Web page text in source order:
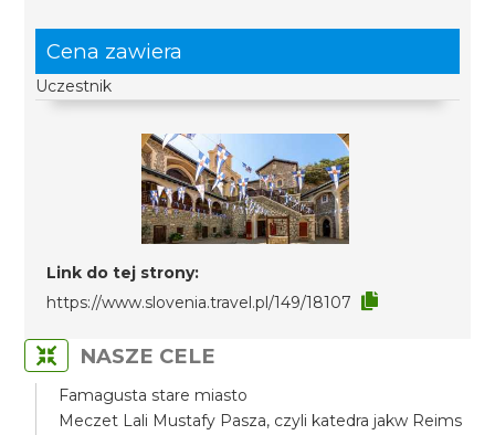
Cena zawiera
Uczestnik
Link do tej strony:
https://www.slovenia.travel.pl/149/18107
NASZE CELE
Famagusta stare miasto
Meczet Lali Mustafy Pasza, czyli katedra jakw Reims